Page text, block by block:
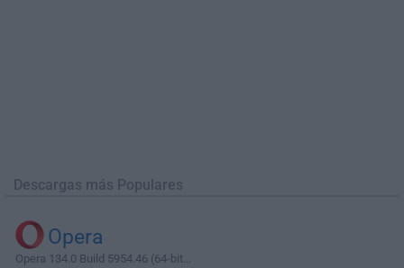
Descargas más Populares
Opera
Opera 134.0 Build 5954.46 (64-bit...